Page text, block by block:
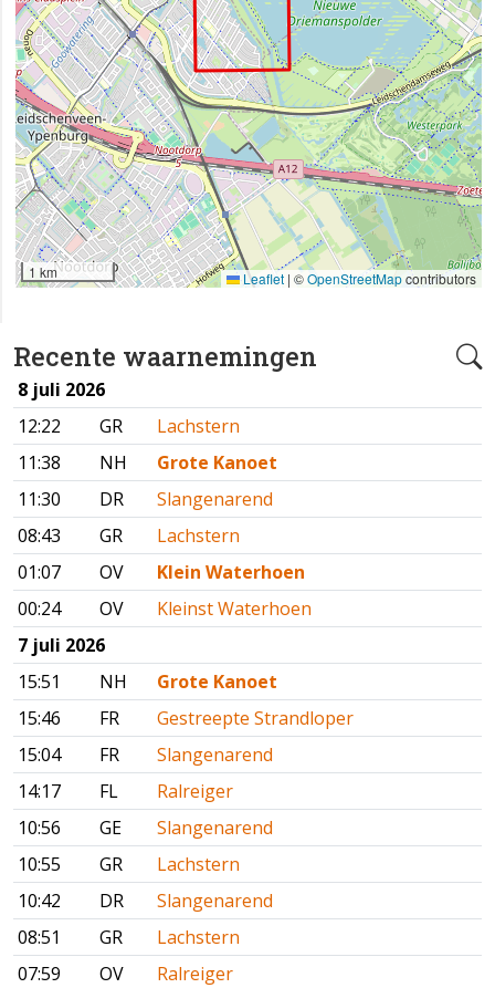
Recente waarnemingen
8 juli 2026
12:22
GR
Lachstern
11:38
NH
Grote Kanoet
11:30
DR
Slangenarend
08:43
GR
Lachstern
01:07
OV
Klein Waterhoen
00:24
OV
Kleinst Waterhoen
7 juli 2026
15:51
NH
Grote Kanoet
15:46
FR
Gestreepte Strandloper
15:04
FR
Slangenarend
14:17
FL
Ralreiger
10:56
GE
Slangenarend
10:55
GR
Lachstern
10:42
DR
Slangenarend
08:51
GR
Lachstern
07:59
OV
Ralreiger
1 km Leaflet | ©OpenStreetMapcontributors